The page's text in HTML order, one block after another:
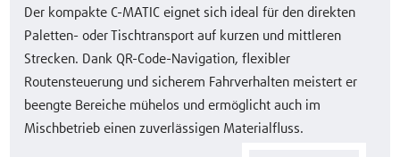
Der kompakte C-MATIC eignet sich ideal für den direkten
Paletten- oder Tischtransport auf kurzen und mittleren
Strecken. Dank QR-Code-Navigation, flexibler
Routensteuerung und sicherem Fahrverhalten meistert er
beengte Bereiche mühelos und ermöglicht auch im
Mischbetrieb einen zuverlässigen Materialfluss.